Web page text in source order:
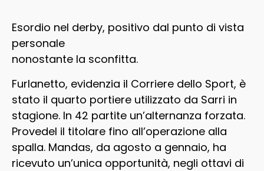
Esordio nel derby, positivo dal punto di vista
personale
nonostante la sconfitta.
Furlanetto, evidenzia il Corriere dello Sport, è
stato il quarto portiere utilizzato da Sarri in
stagione. In 42 partite un’alternanza forzata.
Provedel il titolare fino all’operazione alla
spalla. Mandas, da agosto a gennaio, ha
ricevuto un’unica opportunità, negli ottavi di